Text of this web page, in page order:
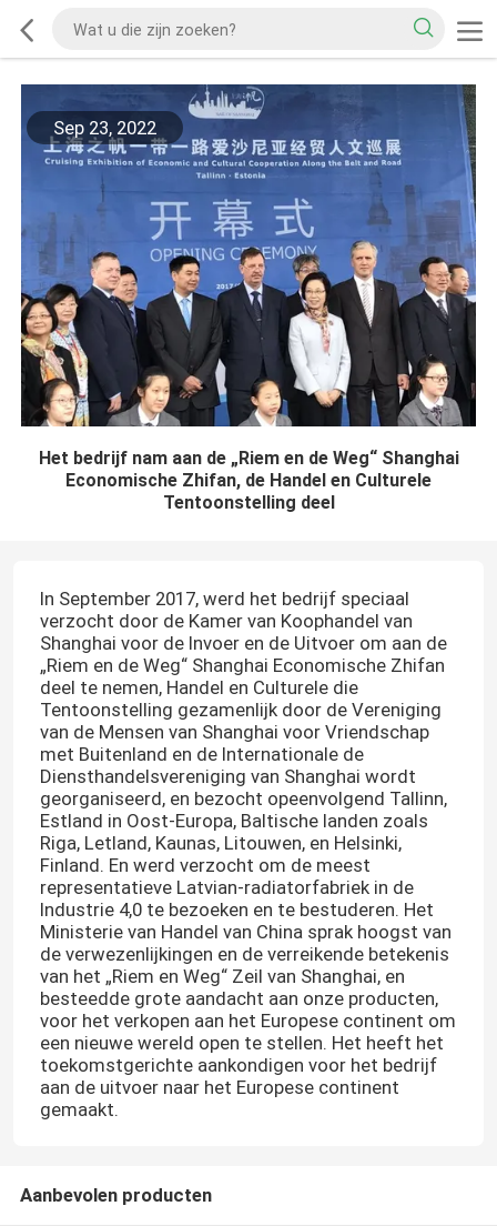
Sep 23, 2022
Het bedrijf nam aan de „Riem en de Weg“ Shanghai
Economische Zhifan, de Handel en Culturele
Tentoonstelling deel
In September 2017, werd het bedrijf speciaal
verzocht door de Kamer van Koophandel van
Shanghai voor de Invoer en de Uitvoer om aan de
„Riem en de Weg“ Shanghai Economische Zhifan
deel te nemen, Handel en Culturele die
Tentoonstelling gezamenlijk door de Vereniging
van de Mensen van Shanghai voor Vriendschap
met Buitenland en de Internationale de
Diensthandelsvereniging van Shanghai wordt
georganiseerd, en bezocht opeenvolgend Tallinn,
Estland in Oost-Europa, Baltische landen zoals
Riga, Letland, Kaunas, Litouwen, en Helsinki,
Finland. En werd verzocht om de meest
representatieve Latvian-radiatorfabriek in de
Industrie 4,0 te bezoeken en te bestuderen. Het
Ministerie van Handel van China sprak hoogst van
de verwezenlijkingen en de verreikende betekenis
van het „Riem en Weg“ Zeil van Shanghai, en
besteedde grote aandacht aan onze producten,
voor het verkopen aan het Europese continent om
een nieuwe wereld open te stellen. Het heeft het
toekomstgerichte aankondigen voor het bedrijf
aan de uitvoer naar het Europese continent
gemaakt.
Aanbevolen producten